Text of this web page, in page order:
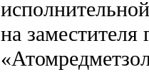
на заместителя